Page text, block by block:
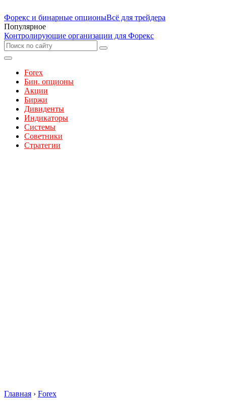
Форекс и бинарные опционыВсё для трейдера
Популярное
Контролирующие организации для Форекс
Forex
Бин. опционы
Акции
Биржи
Дивиденты
Индикаторы
Системы
Советники
Стратегии
Главная › Forex